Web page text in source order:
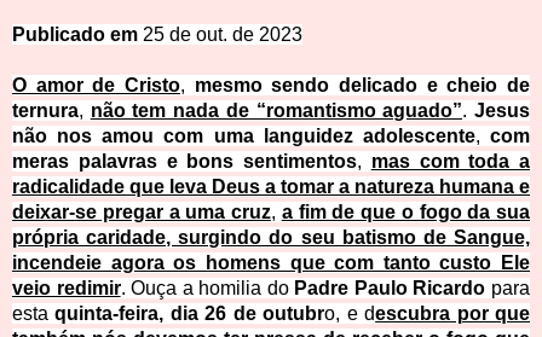
Publicado em 25 de out. de 2023
O amor de Cristo, mesmo sendo delicado e cheio de
ternura, não tem nada de “romantismo aguado”.Jesus
não nos amou com uma languidez adolescente,com
meras palavras e bons sentimentos, mas com toda a
radicalidade que leva Deus a tomar a natureza humana e
deixar-se pregar a uma cruz, a fim de que o fogo da sua
própria caridade, surgindo do seu batismo de Sangue,
incendeie agora os homens que com tanto custo Ele
veio redimir. Ouça a homilia do Padre Paulo Ricardo para
estaquinta-feira, dia 26 de outubro, e descubra por que